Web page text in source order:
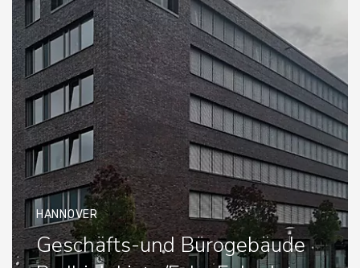
HANNOVER
Geschäfts-und Bürogebäude